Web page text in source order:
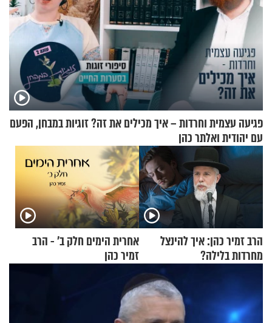
פגיעה עצמית וחרדות – איך מכילים את זה? זוגיות במבחן, הפעם
עם יהודית ואלתר כהן
הרב זמיר כהן: איך להינצל
מחרדות בלילה?
אחרית הימים חלק ב’ - הרב
זמיר כהן